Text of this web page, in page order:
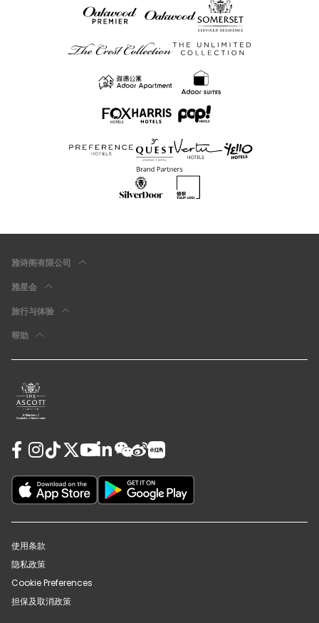
雅诗阁有限公司
雅星会
旅行与体验
帮助
使用条款
隐私政策
Cookie Preferences
担保及取消政策